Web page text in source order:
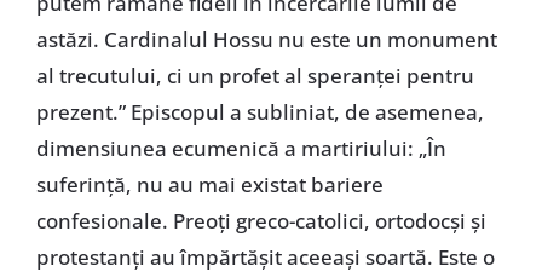
astăzi. Cardinalul Hossu nu este un monument
al trecutului, ci un profet al speranței pentru
prezent.” Episcopul a subliniat, de asemenea,
dimensiunea ecumenică a martiriului: „În
suferință, nu au mai existat bariere
confesionale. Preoți greco-catolici, ortodocși și
protestanți au împărtășit aceeași soartă. Este o